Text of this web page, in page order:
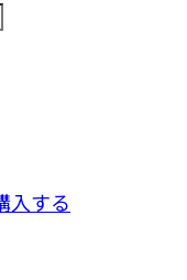
入する